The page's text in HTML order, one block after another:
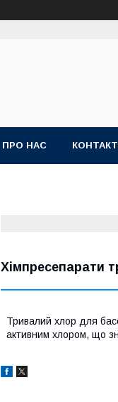
ПРО НАС
Хімпресепарати
Тривалий хлор для
активним хлором, що